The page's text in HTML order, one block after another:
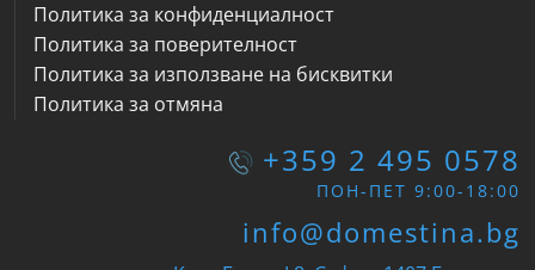
Политика за конфиденциалност
Политика за поверителност
Политика за използване на бисквитки
Политика за отмяна
+359 2 495 0578
ПОН-ПЕТ 9:00-18:00
info@domestina.bg